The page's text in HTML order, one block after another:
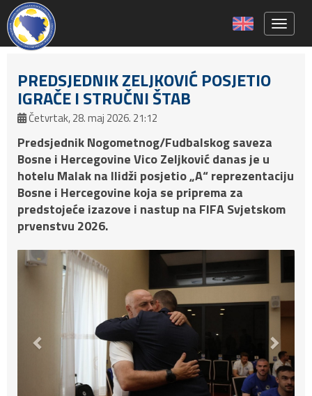
PREDSJEDNIK ZELJKOVIĆ POSJETIO
IGRAČE I STRUČNI ŠTAB
Četvrtak, 28. maj 2026. 21:12
Predsjednik Nogometnog/Fudbalskog saveza
Bosne i Hercegovine Vico Zeljković danas je u
hotelu Malak na Ilidži posjetio „A“ reprezentaciju
Bosne i Hercegovine koja se priprema za
predstojeće izazove i nastup na FIFA Svjetskom
prvenstvu 2026.